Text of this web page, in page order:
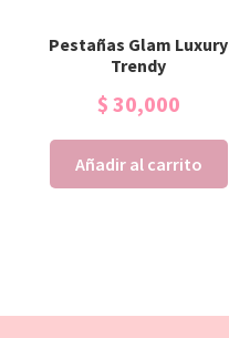
Pestañas Glam Luxury
Trendy
$ 30,000
Añadir al carrito